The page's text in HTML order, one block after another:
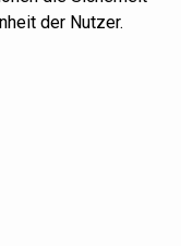
der Nutzer.